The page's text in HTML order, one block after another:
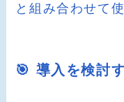
と組み合わせて
🎯 導入を検討